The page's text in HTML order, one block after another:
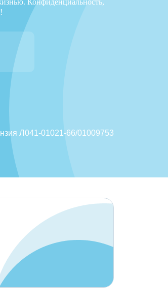
Конфиденциальность,
Л041-01021-66/01009753